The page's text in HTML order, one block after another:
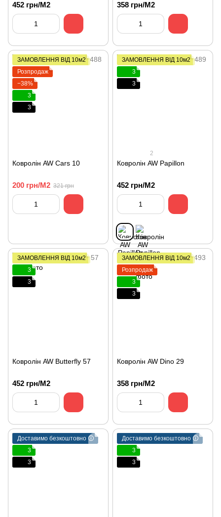
452 грн/М2 358 грн/М2
ЗАМОВЛЕННЯ ВІД 10м2
Розпродаж
−38%
3
3
Ковролін AW Cars 10
200 грн/М2 321 грн
ЗАМОВЛЕННЯ ВІД 10м2
3
3
2
Ковролін AW Papillon
452 грн/М2
ЗАМОВЛЕННЯ ВІД 10м2
3
3
Ковролін AW Butterfly 57
452 грн/М2
ЗАМОВЛЕННЯ ВІД 10м2
Розпродаж
3
3
Ковролін AW Dino 29
358 грн/М2
Доставимо безкоштовно 🛈
3
3
Доставимо безкоштовно 🛈
3
3